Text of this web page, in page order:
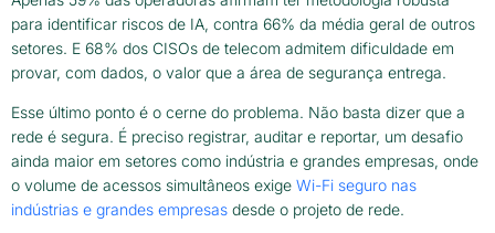
para identificar riscos de IA, contra 66% da média geral de outros
setores. E 68% dos CISOs de telecom admitem dificuldade em
provar, com dados, o valor que a área de segurança entrega.
Esse último ponto é o cerne do problema. Não basta dizer que a
rede é segura. É preciso registrar, auditar e reportar, um desafio
ainda maior em setores como indústria e grandes empresas, onde
o volume de acessos simultâneos exige Wi-Fi seguro nas
indústrias e grandes empresas desde o projeto de rede.